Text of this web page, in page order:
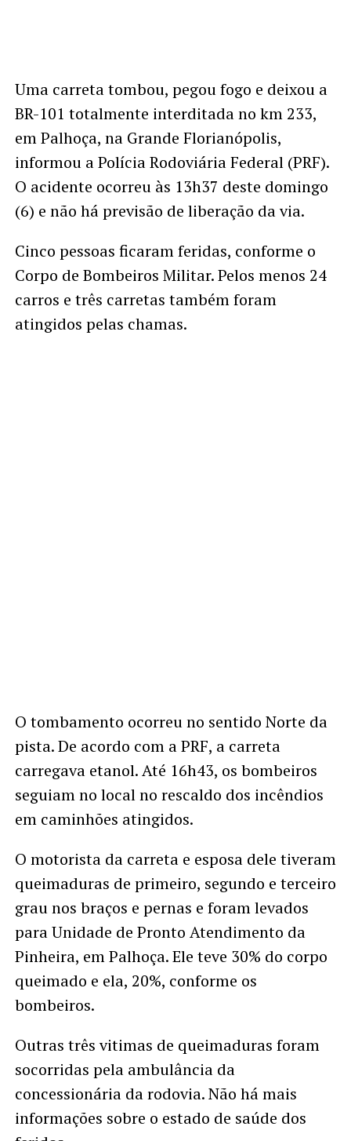
Uma carreta tombou, pegou fogo e deixou a
BR-101 totalmente interditada no km 233,
em Palhoça, na Grande Florianópolis,
informou a Polícia Rodoviária Federal (PRF).
O acidente ocorreu às 13h37 deste domingo
(6) e não há previsão de liberação da via.
Cinco pessoas ficaram feridas, conforme o
Corpo de Bombeiros Militar. Pelos menos 24
carros e três carretas também foram
atingidos pelas chamas.
O tombamento ocorreu no sentido Norte da
pista. De acordo com a PRF, a carreta
carregava etanol. Até 16h43, os bombeiros
seguiam no local no rescaldo dos incêndios
em caminhões atingidos.
O motorista da carreta e esposa dele tiveram
queimaduras de primeiro, segundo e terceiro
grau nos braços e pernas e foram levados
para Unidade de Pronto Atendimento da
Pinheira, em Palhoça. Ele teve 30% do corpo
queimado e ela, 20%, conforme os
bombeiros.
Outras três vitimas de queimaduras foram
socorridas pela ambulância da
concessionária da rodovia. Não há mais
informações sobre o estado de saúde dos